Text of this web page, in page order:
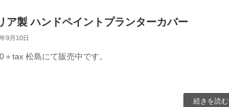
ア製 ハンドペイントプランターカバー
9月10日
＋tax 松島にて販売中です。
続きを読む